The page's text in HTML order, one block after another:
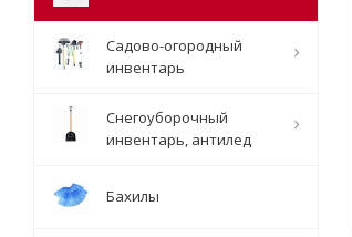
Садово-огородный
инвентарь
Снегоуборочный
инвентарь, антилед
Бахилы